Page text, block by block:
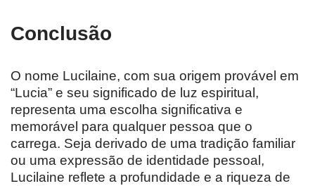
Conclusão
O nome Lucilaine, com sua origem provável em
“Lucia” e seu significado de luz espiritual,
representa uma escolha significativa e
memorável para qualquer pessoa que o
carrega. Seja derivado de uma tradição familiar
ou uma expressão de identidade pessoal,
Lucilaine reflete a profundidade e a riqueza de